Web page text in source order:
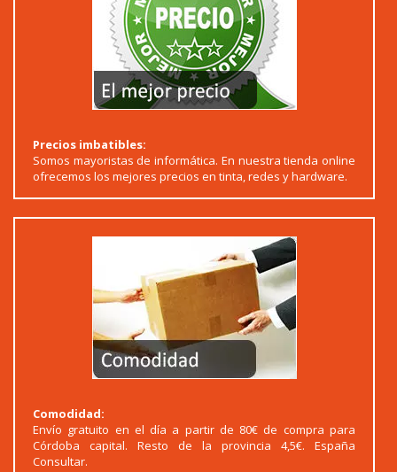
Precios imbatibles:
Somos mayoristas de informática. En nuestra tienda online
ofrecemos los mejores precios en tinta, redes y hardware.
Comodidad:
Envío gratuito en el día a partir de 80€ de compra para
Córdoba capital. Resto de la provincia 4,5€. España
Consultar.